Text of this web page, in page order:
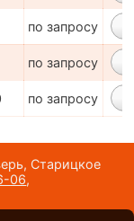
по запросу
по запросу
по запросу
Старицкое
06,